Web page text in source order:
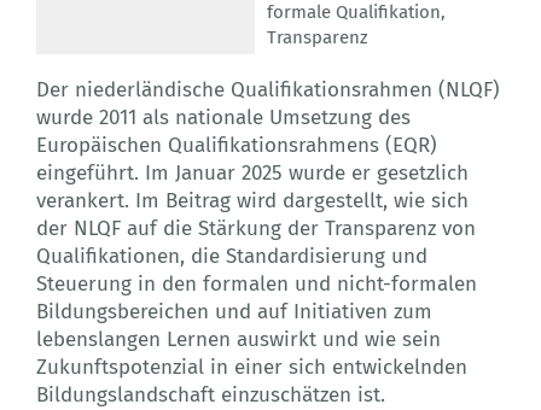
formale Qualifikation,
Transparenz
Der niederländische Qualifikationsrahmen (NLQF)
wurde 2011 als nationale Umsetzung des
Europäischen Qualifikationsrahmens (EQR)
eingeführt. Im Januar 2025 wurde er gesetzlich
verankert. Im Beitrag wird dargestellt, wie sich
der NLQF auf die Stärkung der Transparenz von
Qualifikationen, die Standardisierung und
Steuerung in den formalen und nicht-formalen
Bildungsbereichen und auf Initiativen zum
lebenslangen Lernen auswirkt und wie sein
Zukunftspotenzial in einer sich entwickelnden
Bildungslandschaft einzuschätzen ist.